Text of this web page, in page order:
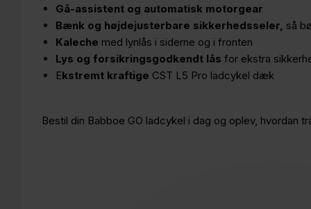
Gå-assistent og automatisk motorgear
Bænk og højdejusterbare sikkerhedsseler, så
Kaleche med lynlås i siderne og i fronten
Lys og forsikringsgodkendt lås for ekstra
Ekstremt kraftige CST L5 Pro ladcykel dæk
Bestil din Babboe GO ladcykel i dag og oplev, hvordan